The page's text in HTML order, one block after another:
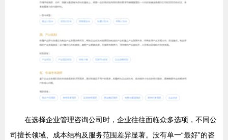
在选择企业管理咨询公司时，企业往往面临众多选项，不同公
司擅长领域、成本结构及服务范围差异显著。没有单一“最好”的咨